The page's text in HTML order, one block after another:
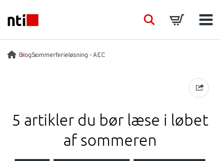
NTI logo
BRANCHER
PRODUKTER
ACADEMY
SearchBasket
BlogSommerferieløsning - AEC
5 artikler du bør læse i løbet
af sommeren